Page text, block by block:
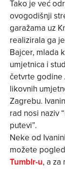
Tako je već
ovogodišnji
garažama uz
realizirala ga
Bajcer, mlada
umjetnica i
četvrte godine
likovnih
Zagrebu.
rad nosi naziv
putevi”.
Neke od
možete
Tumblr-u, a za